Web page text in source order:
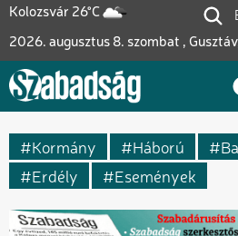
Ugrás
tartalomra
Kolozsvár 26°C
2026. augusztus 8. szombat ,
Kormány Háború
Erdély
Események